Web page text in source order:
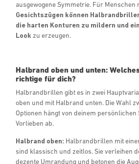
ausgewogene Symmetrie. Für Menschen
Gesichtszügen können
die harten Konturen zu mildern und
Look zu erzeugen.
Halbrand oben und unten:
richtige für dich?
Halbrandbrillen gibt es in zwei
oben und mit Halbrand unten. Die Wahl
Optionen hängt von deinem persönlichen
Vorlieben ab.
Halbrand oben: Halbrandbrillen mit
sind klassisch und zeitlos. Sie verleihen
dezente Umrandung und betonen die